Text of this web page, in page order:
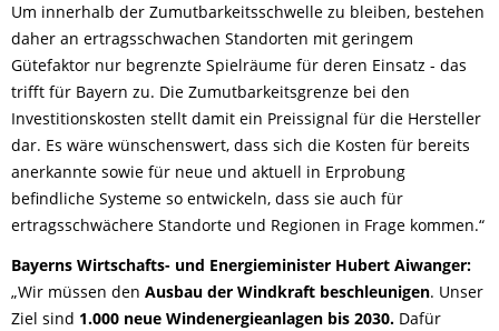
Um innerhalb der Zumutbarkeitsschwelle zu bleiben, bestehen
daher an ertragsschwachen Standorten mit geringem
Gütefaktor nur begrenzte Spielräume für deren Einsatz - das
trifft für Bayern zu. Die Zumutbarkeitsgrenze bei den
Investitionskosten stellt damit ein Preissignal für die Hersteller
dar. Es wäre wünschenswert, dass sich die Kosten für bereits
anerkannte sowie für neue und aktuell in Erprobung
befindliche Systeme so entwickeln, dass sie auch für
ertragsschwächere Standorte und Regionen in Frage kommen.“
Bayerns Wirtschafts- und Energieminister Hubert Aiwanger:
„Wir müssen den Ausbau der Windkraft beschleunigen. Unser
Ziel sind 1.000 neue Windenergieanlagen bis 2030. Dafür